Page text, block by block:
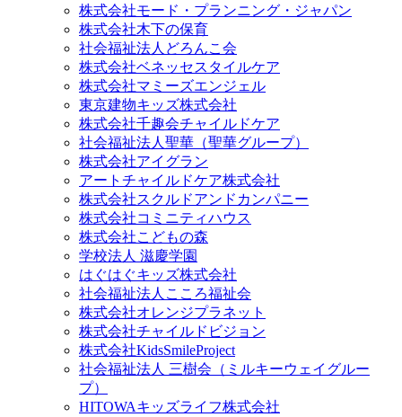
株式会社モード・プランニング・ジャパン
株式会社木下の保育
社会福祉法人どろんこ会
株式会社ベネッセスタイルケア
株式会社マミーズエンジェル
東京建物キッズ株式会社
株式会社千趣会チャイルドケア
社会福祉法人聖華（聖華グループ）
株式会社アイグラン
アートチャイルドケア株式会社
株式会社スクルドアンドカンパニー
株式会社コミニティハウス
株式会社こどもの森
学校法人 滋慶学園
はぐはぐキッズ株式会社
社会福祉法人こころ福祉会
株式会社オレンジプラネット
株式会社チャイルドビジョン
株式会社KidsSmileProject
社会福祉法人 三樹会（ミルキーウェイグルー
プ）
HITOWAキッズライフ株式会社